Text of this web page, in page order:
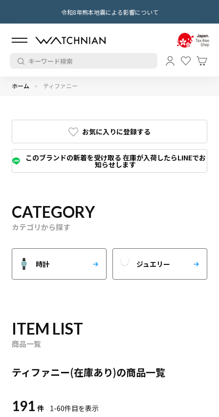
令和8年熊本地震による影響について
ホーム ティファニー
お気に入りに登録する
このブランドの新着を受け取る 在庫が入荷したらLINEでお
知らせします
CATEGORY
カテゴリから探す
時計 ジュエリー
ITEM LIST
商品一覧
ティファニー(在庫あり)の商品一覧
191 件 1-60件目を表示